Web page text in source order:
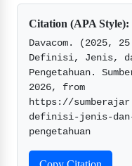
Citation (APA Style):
Davacom. (2025,
Definisi, Jenis,
Pengetahuan.
2026, from
https://
definisi-jenis-
pengetahuan